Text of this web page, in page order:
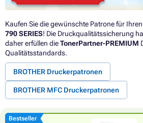
Kaufen Sie die gewünschte Patrone für
790 SERIES! Die Druckqualitätssicherung
daher erfüllen dieTonerPartner-PREMIUM
Qualitätsstandards.
BROTHER Druckerpatronen
BROTHER MFC Druckerpatronen
Bestseller